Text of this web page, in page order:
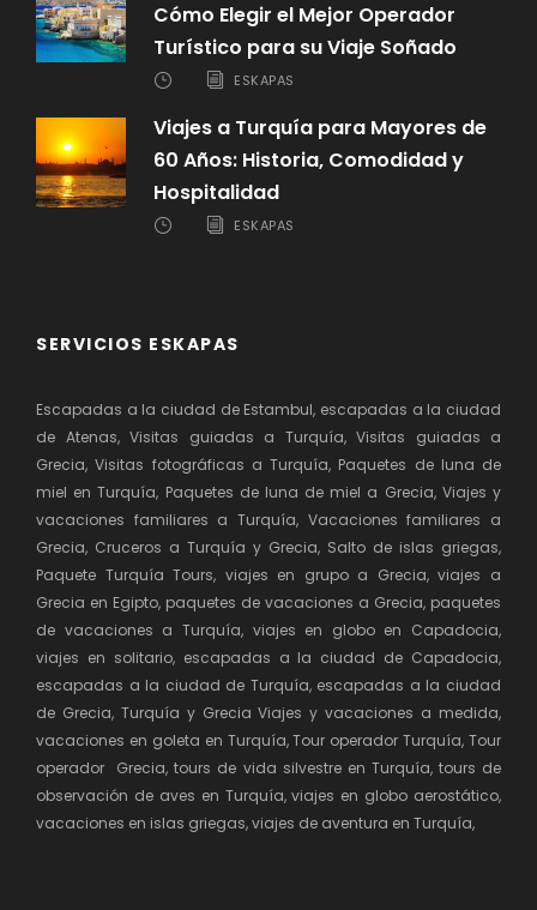
Cómo Elegir el Mejor Operador
Turístico para su Viaje Soñado
ESKAPAS
Viajes a Turquía para Mayores de
60 Años: Historia, Comodidad y
Hospitalidad
ESKAPAS
SERVICIOS ESKAPAS
Escapadas a la ciudad de Estambul, escapadas a la ciudad
de Atenas, Visitas guiadas a Turquía, Visitas guiadas a
Grecia, Visitas fotográficas a Turquía, Paquetes de luna de
miel en Turquía, Paquetes de luna de miel a Grecia, Viajes y
vacaciones familiares a Turquía, Vacaciones familiares a
Grecia, Cruceros a Turquía y Grecia, Salto de islas griegas,
Paquete Turquía Tours, viajes en grupo a Grecia, viajes a
Grecia en Egipto, paquetes de vacaciones a Grecia, paquetes
de vacaciones a Turquía, viajes en globo en Capadocia,
viajes en solitario, escapadas a la ciudad de Capadocia,
escapadas a la ciudad de Turquía, escapadas a la ciudad
de Grecia, Turquía y Grecia Viajes y vacaciones a medida,
vacaciones en goleta en Turquía, Tour operador Turquía, Tour
operador Grecia, tours de vida silvestre en Turquía, tours de
observación de aves en Turquía, viajes en globo aerostático,
vacaciones en islas griegas, viajes de aventura en Turquía,